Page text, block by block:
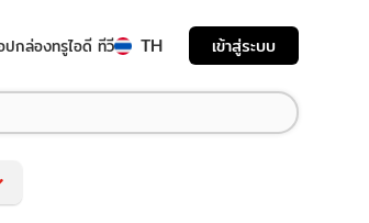
ปกล่องทรูไอดี ทีวี TH เข้าสู่ระบบ